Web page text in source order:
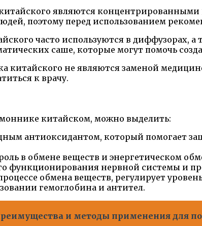
являются концентрированными
поэтому перед использованием
часто используются в диффузорах,
саше, которые могут помочь
китайского не являются заменой
к врачу.
китайском, можно выделить:
антиоксидантом, который помогает
в обмене веществ и энергетическом
функционирования нервной системы и
обмена веществ, регулирует
гемоглобина и антител.
и методы применения для